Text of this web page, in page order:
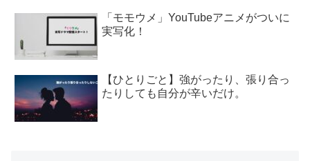
「モモウメ」YouTubeアニメがついに
実写化！
【ひとりごと】強がったり、張り合っ
たりしても自分が辛いだけ。